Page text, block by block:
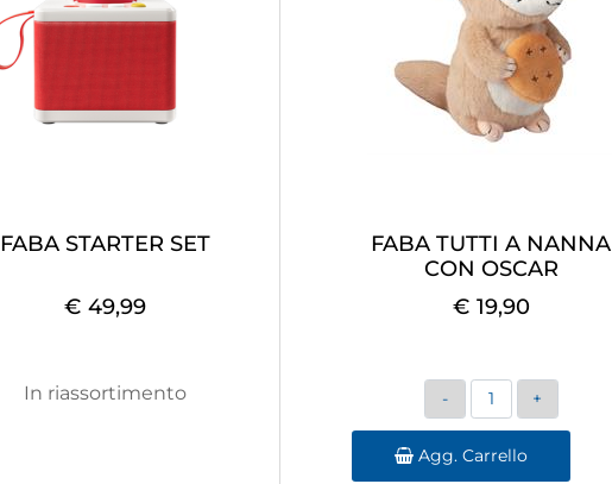
FABA STARTER SET
€ 49,99
In riassortimento
FABA TUTTI A NANNA
CON OSCAR
€ 19,90
Quantità
Agg. Carrello